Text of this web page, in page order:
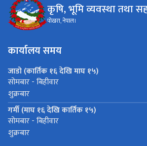
कृषि, भूमि व्यवस्था तथा
पोखरा, नेपाल।
कार्यालय समय
जाडो (कार्तिक १६ देखि माघ १५)
सोमबार - बिहीवार
शुक्रबार
गर्मी (माघ १६ देखि कार्तिक १५)
सोमबार - बिहीवार
शुक्रबार